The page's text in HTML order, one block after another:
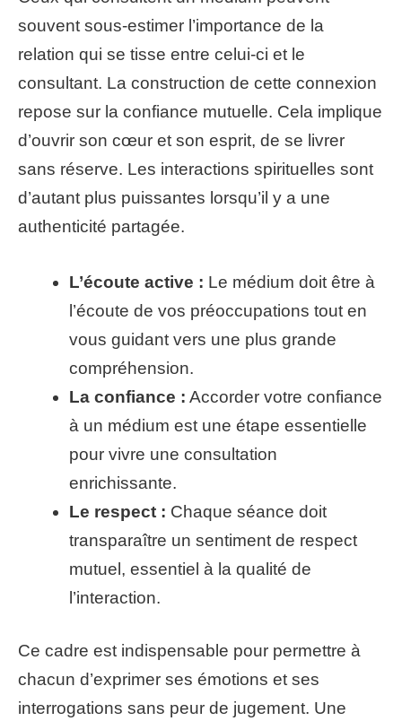
souvent sous-estimer l’importance de la
relation qui se tisse entre celui-ci et le
consultant. La construction de cette connexion
repose sur la confiance mutuelle. Cela implique
d’ouvrir son cœur et son esprit, de se livrer
sans réserve. Les interactions spirituelles sont
d’autant plus puissantes lorsqu’il y a une
authenticité partagée.
L’écoute active : Le médium doit être à
l’écoute de vos préoccupations tout en
vous guidant vers une plus grande
compréhension.
La confiance : Accorder votre confiance
à un médium est une étape essentielle
pour vivre une consultation
enrichissante.
Le respect : Chaque séance doit
transparaître un sentiment de respect
mutuel, essentiel à la qualité de
l’interaction.
Ce cadre est indispensable pour permettre à
chacun d’exprimer ses émotions et ses
interrogations sans peur de jugement. Une